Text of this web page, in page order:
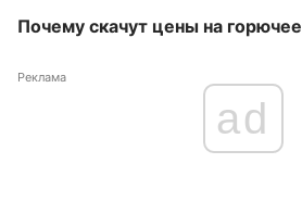
Почему скачут цены на горючее
Реклама
ad